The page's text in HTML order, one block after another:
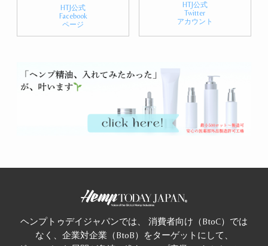
HTJ公式
Facebook
ページ
HTJ公式
Twitter
アカウント
ヘンプトゥデイジャパンでは、 消費者向け（BtoC）では
なく、企業対企業（BtoB）をターゲットにして、